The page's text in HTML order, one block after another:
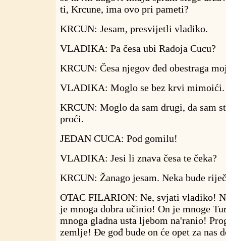
ti, Krcune, ima ovo pri pameti?
KRCUN: Jesam, presvijetli vladiko.
VLADIKA: Pa česa ubi Radoja Cucu?
KRCUN: Česa njegov đed obestraga
VLADIKA: Moglo se bez krvi mimoići.
KRCUN: Moglo da sam drugi, da sam
proći.
JEDAN CUCA: Pod gomilu!
VLADIKA: Jesi li znava česa te čeka?
KRCUN: Žanago jesam. Neka bude
OTAC FILARION: Ne, svjati vladiko!
je mnoga dobra učinio! On je mnoge
mnoga gladna usta ljebom na'ranio!
zemlje! Đe gođ bude on će opet za nas